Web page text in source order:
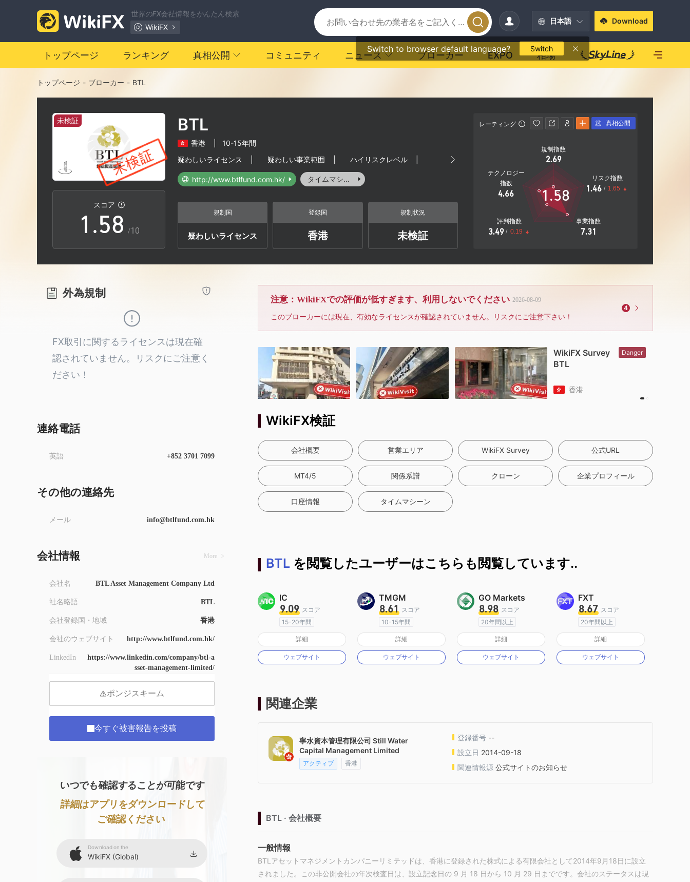
世界のFX会社情報をかんたん検索
WikiFX
日本語
Switch to browser default language? Switch
Download
トップページ ランキング 真相公開 コミュニティ ニュース ブローカー EXPO 相場
トップページ - ブローカー - BTL
未検証
スコア
0
1
2
3
5
6
8
.
0
1
2
3
4
5
6
7
9
1
2
3
4
5
6
7
8
9
/10
BTL
香港
10-15年間
疑わしいライセンス
疑わしい事業範囲 ハイリスクレベル
http://www.btlfund.com.hk/ タイムマシーン
規制国
疑わしいライセンス
登録国
香港
規制状況
未検証
レーティング
規制指数
2.69
テクノロジー
指数
4.66
評判指数
3.49 / 0.19
事業指数
7.31
リスク指数
1.46 / 1.65
1.58
真相公開
外為規制
FX取引に関するライセンスは現在確
認されていません。リスクにご注意く
ださい！
連絡電話
英語 +852 3701 7099
その他の連絡先
メール info@btlfund.com.hk
会社情報 More
会社名 BTL Asset Management Company Ltd
社名略語 BTL
会社登録国・地域 香港
会社のウェブサイト http://www.btlfund.com.hk/
LinkedIn
https://www.linkedin.com/company/btl-a
sset-management-limited/
ポンジスキーム
今すぐ被害報告を投稿
いつでも確認することが可能です
詳細はアプリをダウンロードして
ご確認ください
Download on the
WikiFX (Global)
注意：WikiFXでの評価が低すぎます、利用しないでください 2026-08-09
このブローカーには現在、有効なライセンスが確認されていません。リスクにご注意下さい！
4
WikiFX Survey
BTL
Danger
香港
WikiFX検証
会社概要 営業エリア WikiFX Survey 公式URL
MT4/5 関係系譜 クローン 企業プロフィール
口座情報 タイムマシーン
BTL を閲覧したユーザーはこちらも閲覧しています..
IC
9.09 スコア
15-20年間
オーストラリア規制
マーケットメイキングライセンス（MM）
詳細
ウェブサイト
TMGM
8.61 スコア
10-15年間
オーストラリア規制
マーケットメイキングライセンス（MM）
詳細
ウェブサイト
GO Markets
8.98 スコア
20年間以上
オーストラリア規制
マーケットメイキングライセンス（MM）
cTrader
詳細
ウェブサイト
FXT
8.67 スコア
20年間以上
オーストラリア規制
マーケットメイキングライセンス（MM）
詳細
ウェブサイト
関連企業
寧水資本管理有限公司 Still Water
Capital Management Limited
アクティブ 香港
登録番号 --
設立日 2014-09-18
関連情報源 公式サイトのお知らせ
BTL · 会社概要
一般情報
BTLアセットマネジメントカンパニーリミテッドは、香港に登録された株式による有限会社として2014年9月18日に設立
されました。この非公開会社の年次検査日は、設立記念日の 9 月 18 日から 10 月 29 日までです。会社のステータスは現